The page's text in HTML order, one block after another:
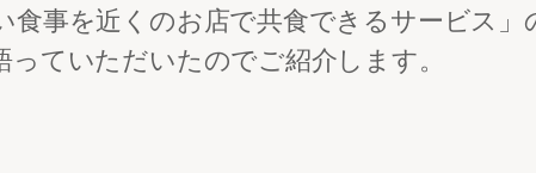
食事を近くのお店で共食できるサービス
ていただいたのでご紹介します。